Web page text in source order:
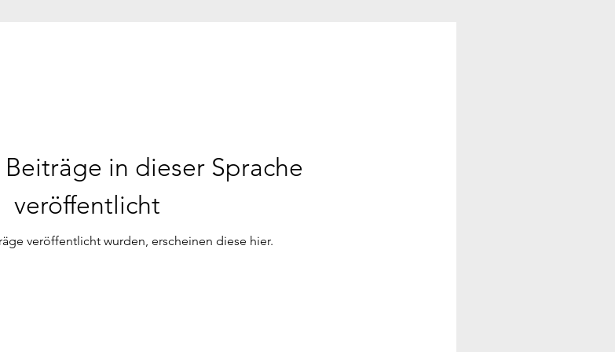
in dieser Sprache
veröffentlicht
veröffentlicht wurden, erscheinen diese hier.